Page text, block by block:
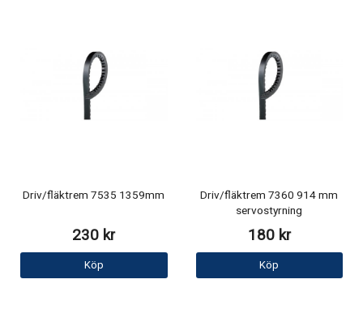
Driv/fläktrem 7535 1359mm
230 kr
Köp
Driv/fläktrem 7360 914 mm
servostyrning
180 kr
Köp